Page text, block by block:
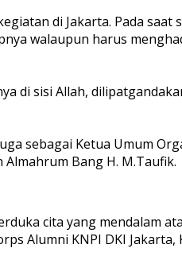
di Jakarta. Pada
walaupun harus
di sisi Allah,
sebagai Ketua Umum
Bang H. M.Taufik.
cita yang mendalam
Alumni KNPI DKI Jakarta,